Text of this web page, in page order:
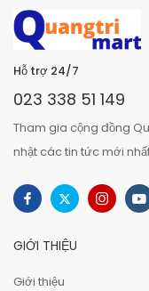
Hỗ trợ 24/7
023 338 51 149
Tham gia cộng đồng
nhật các tin tức mới
GIỚI THIỆU
Giới thiệu